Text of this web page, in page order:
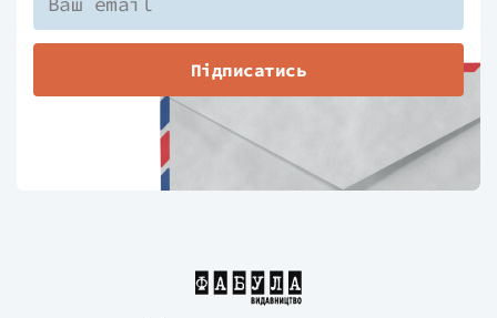
Підписатись